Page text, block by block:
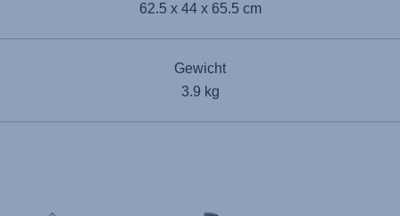
62.5 x 44 x 65.5 cm
Gewicht
3.9 kg